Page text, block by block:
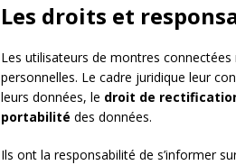
Les droits et
Les utilisateurs de montres
personnelles. Le cadre juridique leur
leurs données, le droit de
portabilité des données.
Ils ont la responsabilité de s’informer